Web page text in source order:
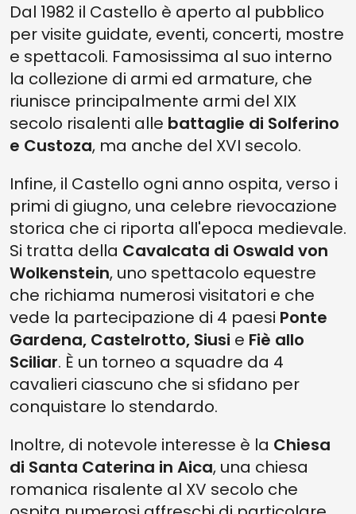
Dal 1982 il Castello è aperto al pubblico
per visite guidate, eventi, concerti, mostre
e spettacoli. Famosissima al suo interno
la collezione di armi ed armature, che
riunisce principalmente armi del XIX
secolo risalenti alle battaglie di Solferino
e Custoza, ma anche del XVI secolo.
Infine, il Castello ogni anno ospita, verso i
primi di giugno, una celebre rievocazione
storica che ci riporta all'epoca medievale.
Si tratta della Cavalcata di Oswald von
Wolkenstein, uno spettacolo equestre
che richiama numerosi visitatori e che
vede la partecipazione di 4 paesi Ponte
Gardena, Castelrotto, Siusi e Fiè allo
Sciliar. È un torneo a squadre da 4
cavalieri ciascuno che si sfidano per
conquistare lo stendardo.
Inoltre, di notevole interesse è la Chiesa
di Santa Caterina in Aica, una chiesa
romanica risalente al XV secolo che